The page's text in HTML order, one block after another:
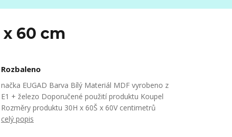
60 cm
Rozbaleno
načka EUGAD Barva Bílý Materiál MDF vyrobeno z
E1 + železo Doporučené použití produktu Koupel
Rozměry produktu 30H x 60Š x 60V centimetrů
celý popis